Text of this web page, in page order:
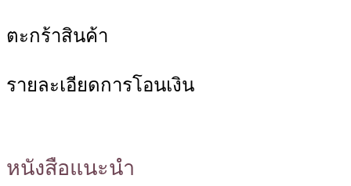
ตะกร้าสินค้า
รายละเอียดการโอนเงิน
หนังสือแนะนำ